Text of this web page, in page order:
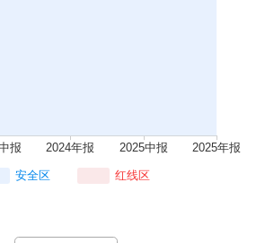
安全区 红线区